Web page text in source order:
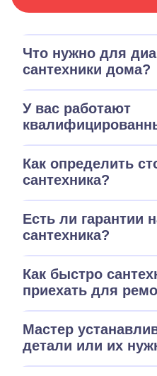
Что нужно для
сантехники дома?
У вас работают
Как определить
сантехника?
Есть ли гарантии
сантехника?
Как быстро
приехать для
Мастер
детали или их